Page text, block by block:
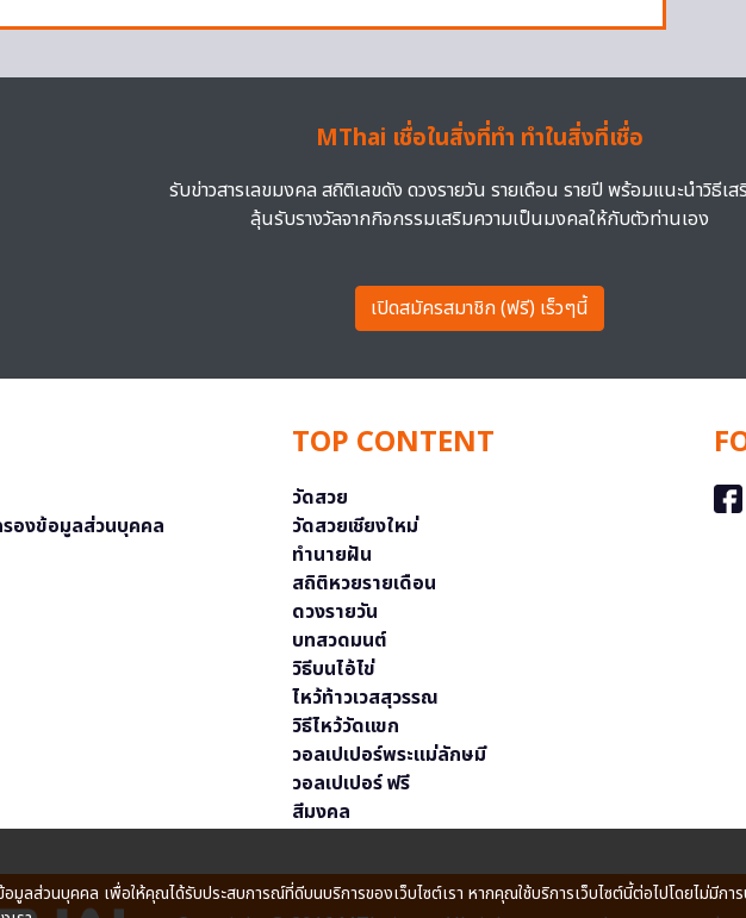
MThai เชื่อในสิ่งที่ทำ ทำในสิ่งที่เชื่อ
รับข่าวสารเลขมงคล สถิติเลขดัง ดวงรายวัน รายเดือน รายปี พร้อมแนะนำวิธีเส
ลุ้นรับรางวัลจากกิจกรรมเสริมความเป็นมงคลให้กับตัวท่านเอง
เปิดสมัครสมาชิก (ฟรี) เร็วๆนี้
องข้อมูลส่วนบุคคล
TOP CONTENT
วัดสวย
วัดสวยเชียงใหม่
ทำนายฝัน
สถิติหวยรายเดือน
ดวงรายวัน
บทสวดมนต์
วิธีบนไอ้ไข่
ไหว้ท้าวเวสสุวรรณ
วิธีไหว้วัดแขก
วอลเปเปอร์พระแม่ลักษมี
วอลเปเปอร์ ฟรี
สีมงคล
มูลส่วนบุคคล เพื่อให้คุณได้รับประสบการณ์ที่ดีบนบริการของเว็บไซต์เรา หากคุณใช้บริการเว็บไซต์นี้ต่อไปโดยไม่มีก